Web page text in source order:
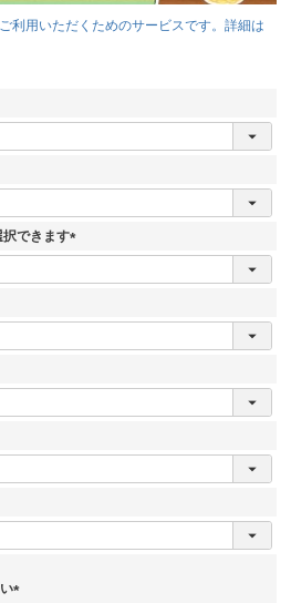
利用いただくためのサービスです。詳細は
できます
(
必
)